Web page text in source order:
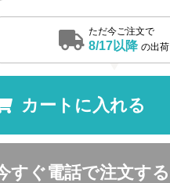
ただ今ご注文で
8/17以降 の出荷
カートに入れる
すぐ電話で注文する